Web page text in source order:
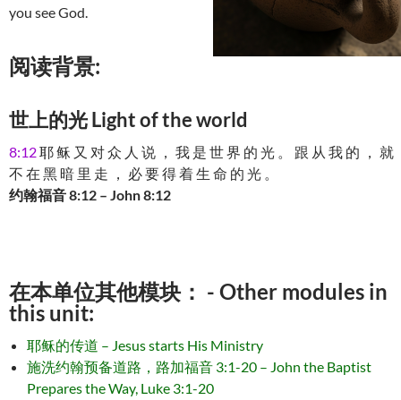
you see God.
阅读背景:
世上的光 Light of the world
8:12耶 稣 又 对 众 人 说 ， 我 是 世 界 的 光 。 跟 从 我 的 ， 就
不 在 黑 暗 里 走 ， 必 要 得 着 生 命 的 光 。
约翰福音 8:12 – John 8:12
在本单位其他模块： - Other modules in
this unit:
耶稣的传道 – Jesus starts His Ministry
施洗约翰预备道路，路加福音 3:1-20 – John the Baptist
Prepares the Way, Luke 3:1-20